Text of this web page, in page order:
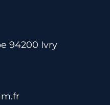
94200 Ivry